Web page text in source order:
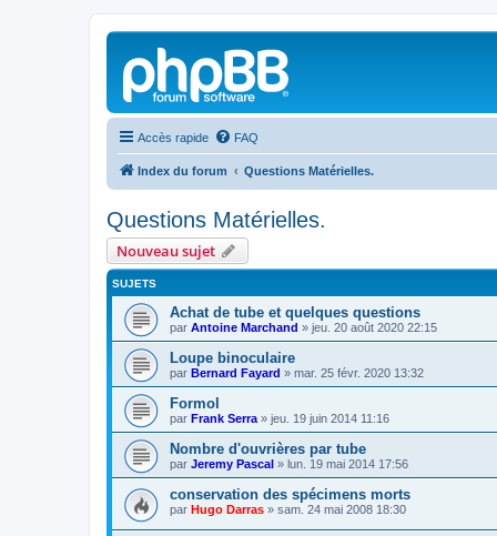
Accès rapide FAQ
Index du forum Questions Matérielles.
Questions Matérielles.
Nouveau sujet
SUJETS
Achat de tube et quelques questions
par Antoine Marchand » jeu. 20 août 2020 22:15
Loupe binoculaire
par Bernard Fayard » mar. 25 févr. 2020 13:32
Formol
par Frank Serra » jeu. 19 juin 2014 11:16
Nombre d'ouvrières par tube
par Jeremy Pascal » lun. 19 mai 2014 17:56
conservation des spécimens morts
par Hugo Darras » sam. 24 mai 2008 18:30